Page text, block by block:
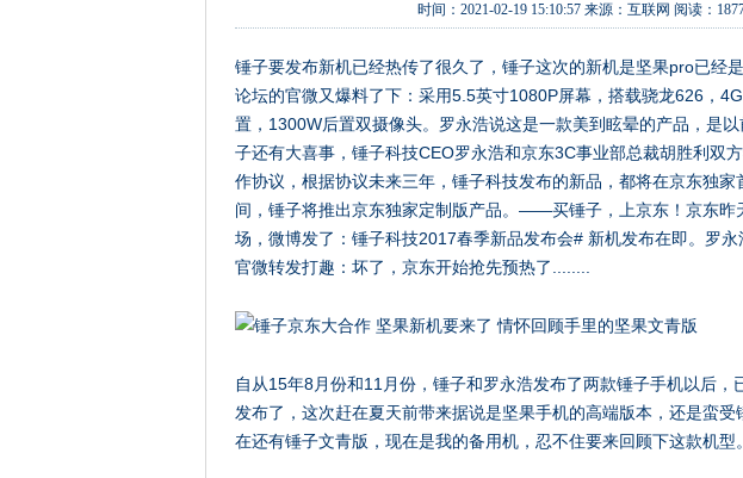
时间： 2021-02-19 15:10:57来源： 互联网 阅读：
锤子要发布新机已经热传了很久了，锤子这次的新机是坚果pro已经
论坛的官微又爆料了下：采用5.5英寸1080P屏幕，搭载骁龙626，
置，1300W后置双摄像头。罗永浩说这是一款美到眩晕的产品，是
子还有大喜事，锤子科技CEO罗永浩和京东3C事业部总裁胡胜利双
作协议，根据协议未来三年，锤子科技发布的新品，都将在京东独
间，锤子将推出京东独家定制版产品。——买锤子，上京东！京东昨
场，微博发了：锤子科技2017春季新品发布会# 新机发布在即。罗
官微转发打趣：坏了，京东开始抢先预热了........
自从15年8月份和11月份，锤子和罗永浩发布了两款锤子手机以后，
发布了，这次赶在夏天前带来据说是坚果手机的高端版本，还是蛮
在还有锤子文青版，现在是我的备用机，忍不住要来回顾下这款机型